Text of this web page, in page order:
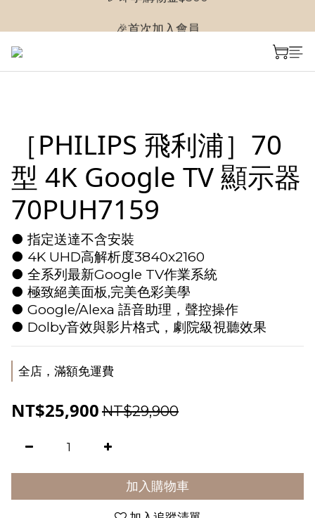
［PHILIPS 飛利浦］70
型 4K Google TV 顯示器
70PUH7159
● 指定送達不含安裝
● 4K UHD高解析度3840x2160
● 全系列最新Google TV作業系統
● 極致絕美面板,完美色彩美學
● Google/Alexa 語音助理，聲控操作
● Dolby音效與影片格式，劇院級視聽效果
全店，滿額免運費
NT$25,900 NT$29,900
加入購物車